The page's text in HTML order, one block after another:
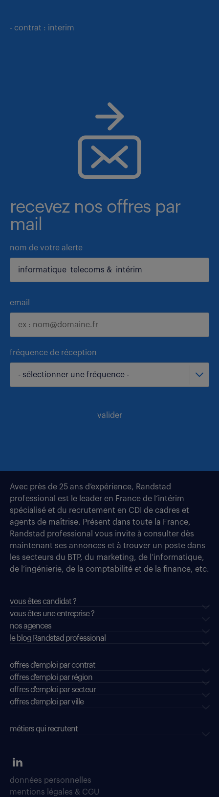
- contrat : interim
recevez nos offres par
mail
nom de votre alerte
email
fréquence de réception
- sélectionner une fréquence -
valider
Avec près de 25 ans d’expérience, Randstad
professional est le leader en France de l’intérim
spécialisé et du recrutement en CDI de cadres et
agents de maîtrise. Présent dans toute la France,
Randstad professional vous invite à consulter dès
maintenant ses annonces et à trouver un poste dans
les secteurs du BTP, du marketing, de l’informatique,
de l’ingénierie, de la comptabilité et de la finance, etc.
vous êtes candidat ?
vous êtes une entreprise ?
nos agences
le blog Randstad professional
offres d'emploi par contrat
offres d'emploi par région
offres d'emploi par secteur
offres d’emploi par ville
métiers qui recrutent
données personnelles
mentions légales & CGU